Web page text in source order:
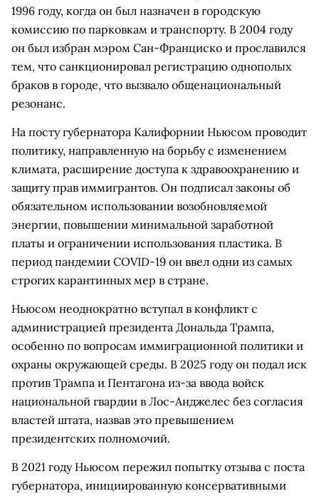
1996 году, когда он был назначен в городскую
комиссию по парковкам и транспорту. В 2004 году
он был избран мэром Сан-Франциско и прославился
тем, что санкционировал регистрацию однополых
браков в городе, что вызвало общенациональный
резонанс.
На посту губернатора Калифорнии Ньюсом проводит
политику, направленную на борьбу с изменением
климата, расширение доступа к здравоохранению и
защиту прав иммигрантов. Он подписал законы об
обязательном использовании возобновляемой
энергии, повышении минимальной заработной
платы и ограничении использования пластика. В
период пандемии COVID-19 он ввел одни из самых
строгих карантинных мер в стране.
Ньюсом неоднократно вступал в конфликт с
администрацией президента Дональда Трампа,
особенно по вопросам иммиграционной политики и
охраны окружающей среды. В 2025 году он подал иск
против Трампа и Пентагона из-за ввода войск
национальной гвардии в Лос-Анджелес без согласия
властей штата, назвав это превышением
президентских полномочий.
В 2021 году Ньюсом пережил попытку отзыва с поста
губернатора, инициированную консервативными